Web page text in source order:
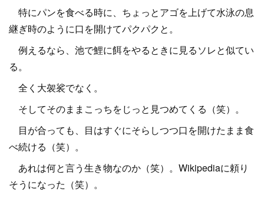
特にパンを食べる時に、ちょっとアゴを上げて水泳の息
継ぎ時のように口を開けてパクパクと。
例えるなら、池で鯉に餌をやるときに見るソレと似てい
る。
全く大袈裟でなく。
そしてそのままこっちをじっと見つめてくる（笑）。
目が合っても、目はすぐにそらしつつ口を開けたまま食
べ続ける（笑）。
あれは何と言う生き物なのか（笑）。Wikipediaに頼り
そうになった（笑）。